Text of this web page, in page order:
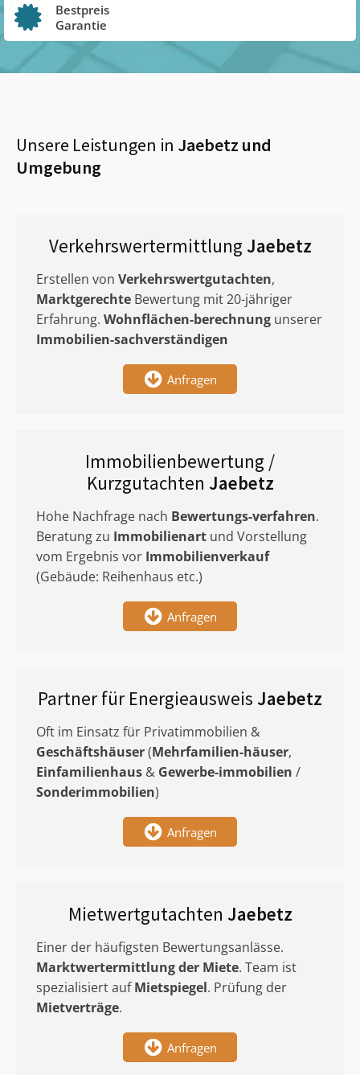
Bestpreis
Garantie
Unsere Leistungen in Jaebetz und
Umgebung
Verkehrswertermittlung Jaebetz
Erstellen von Verkehrswertgutachten,
Marktgerechte Bewertung mit 20-jähriger
Erfahrung. Wohnflächen-berechnung unserer
Immobilien-sachverständigen
Anfragen
Immobilienbewertung /
Kurzgutachten Jaebetz
Hohe Nachfrage nach Bewertungs-verfahren.
Beratung zu Immobilienart und Vorstellung
vom Ergebnis vor Immobilienverkauf
(Gebäude: Reihenhaus etc.)
Anfragen
Partner für Energieausweis Jaebetz
Oft im Einsatz für Privatimmobilien &
Geschäftshäuser(Mehrfamilien-häuser,
Einfamilienhaus & Gewerbe-immobilien /
Sonderimmobilien)
Anfragen
Mietwertgutachten Jaebetz
Einer der häufigsten Bewertungsanlässe.
Marktwertermittlungder Miete. Team ist
spezialisiert aufMietspiegel. Prüfung der
Mietverträge.
Anfragen